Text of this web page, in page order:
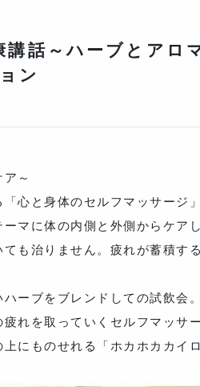
講話～ハーブとアロ
ン
～
心と身体のセルフマッサージ」
マに体の内側と外側からケア
ても治りません。疲れが蓄積す
ーブをブレンドしての試飲会。
れを取っていくセルフマッサ
にものせれる「ホカホカカイ